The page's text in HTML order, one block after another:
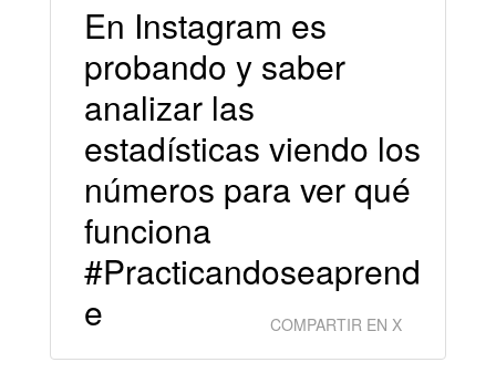
En Instagram es
probando y saber
analizar las
estadísticas viendo los
números para ver qué
funciona
#Practicandoseaprend
e
COMPARTIR EN X